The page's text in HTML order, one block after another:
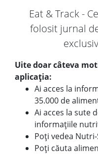
Eat & Track -
folosit jurnal
Uite doar câteva
aplicația:
Ai acces la
35.000 de
Ai acces la sute
informațiile
Poți vedea
Poți căuta